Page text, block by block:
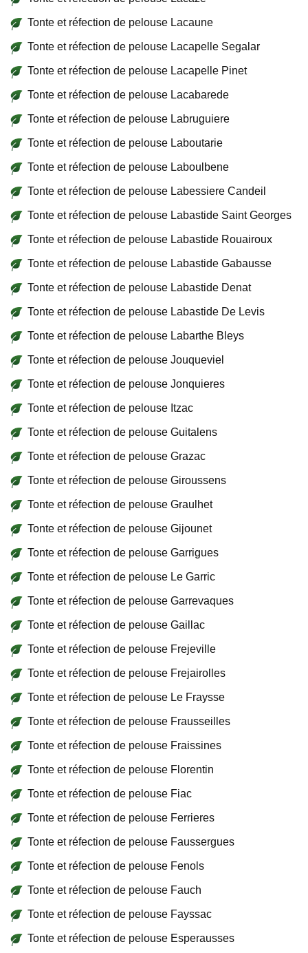
Tonte et réfection de pelouse Lacaune
Tonte et réfection de pelouse Lacapelle Segalar
Tonte et réfection de pelouse Lacapelle Pinet
Tonte et réfection de pelouse Lacabarede
Tonte et réfection de pelouse Labruguiere
Tonte et réfection de pelouse Laboutarie
Tonte et réfection de pelouse Laboulbene
Tonte et réfection de pelouse Labessiere Candeil
Tonte et réfection de pelouse Labastide Saint Georges
Tonte et réfection de pelouse Labastide Rouairoux
Tonte et réfection de pelouse Labastide Gabausse
Tonte et réfection de pelouse Labastide Denat
Tonte et réfection de pelouse Labastide De Levis
Tonte et réfection de pelouse Labarthe Bleys
Tonte et réfection de pelouse Jouqueviel
Tonte et réfection de pelouse Jonquieres
Tonte et réfection de pelouse Itzac
Tonte et réfection de pelouse Guitalens
Tonte et réfection de pelouse Grazac
Tonte et réfection de pelouse Giroussens
Tonte et réfection de pelouse Graulhet
Tonte et réfection de pelouse Gijounet
Tonte et réfection de pelouse Garrigues
Tonte et réfection de pelouse Le Garric
Tonte et réfection de pelouse Garrevaques
Tonte et réfection de pelouse Gaillac
Tonte et réfection de pelouse Frejeville
Tonte et réfection de pelouse Frejairolles
Tonte et réfection de pelouse Le Fraysse
Tonte et réfection de pelouse Frausseilles
Tonte et réfection de pelouse Fraissines
Tonte et réfection de pelouse Florentin
Tonte et réfection de pelouse Fiac
Tonte et réfection de pelouse Ferrieres
Tonte et réfection de pelouse Faussergues
Tonte et réfection de pelouse Fenols
Tonte et réfection de pelouse Fauch
Tonte et réfection de pelouse Fayssac
Tonte et réfection de pelouse Esperausses